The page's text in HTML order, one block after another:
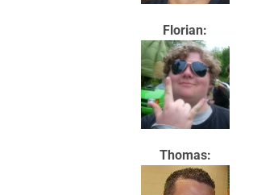
Florian:
Thomas: